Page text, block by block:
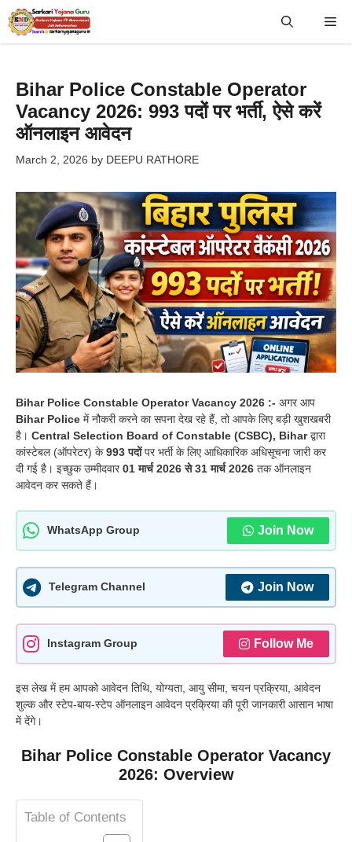
Skip
to
Bihar Police Constable Operator
Vacancy 2026: 993 पदों पर भर्ती, ऐसे करें
ऑनलाइन आवेदन
March 2, 2026 by DEEPU RATHORE
Bihar Police Constable Operator Vacancy 2026 :- अगर आप
Bihar Police में नौकरी करने का सपना देख रहे हैं, तो आपके लिए बड़ी खुशखबरी
है। Central Selection Board of Constable (CSBC), Biharद्वारा
कांस्टेबल (ऑपरेटर) के993 पदोंपर भर्ती के लिए आधिकारिक अधिसूचना जारी कर
दी गई है। इच्छुक उम्मीदवार01 मार्च 2026 से 31 मार्च 2026 तक ऑनलाइन
आवेदन कर सकते हैं।
WhatsApp Group Join Now
Telegram Channel Join Now
Instagram Group Follow Me
इस लेख में हम आपको आवेदन तिथि, योग्यता, आयु सीमा, चयन प्रक्रिया, आवेदन
शुल्क और स्टेप-बाय-स्टेप ऑनलाइन आवेदन प्रक्रिया की पूरी जानकारी आसान भाषा
में देंगे।
Bihar Police Constable Operator Vacancy
2026: Overview
Table of Contents